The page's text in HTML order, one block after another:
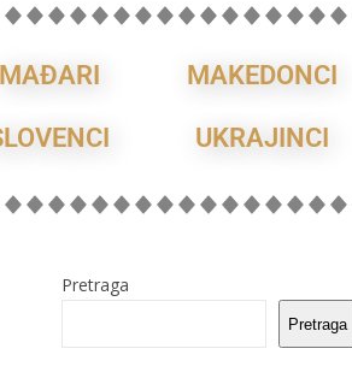
MAKEDONCI
UKRAJINCI
Pretraga
Pretraga